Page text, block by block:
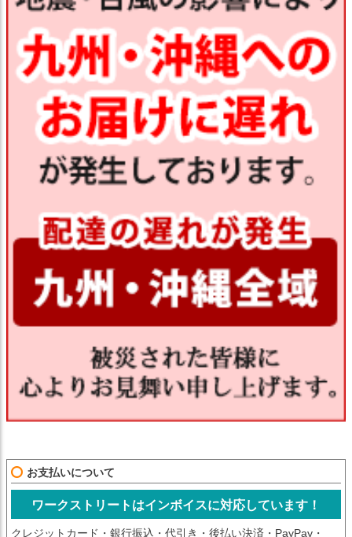
お支払いについて
ワークストリートはインボイスに対応しています！
クレジットカード・銀行振込・代引き・後払い決済・PayPay・